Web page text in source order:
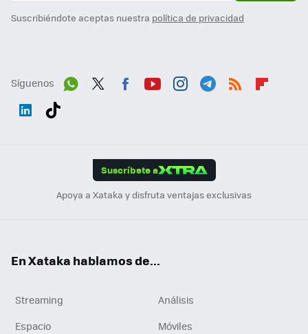
Suscribiéndote aceptas nuestra política de privacidad
Síguenos
Suscríbete a
Apoya a Xataka y disfruta ventajas exclusivas
En Xataka hablamos de...
Streaming
Análisis
Espacio
Móviles